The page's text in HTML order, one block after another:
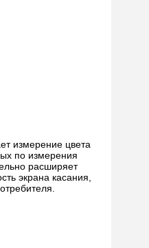
измерение цвета
по измерения
расширяет
экрана касания,